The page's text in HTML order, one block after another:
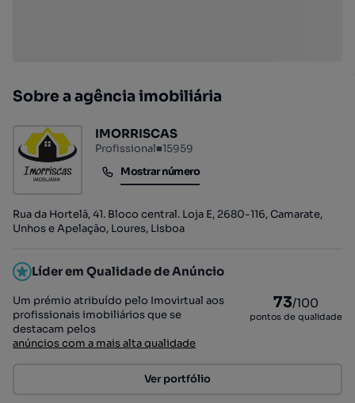
Sobre a agência imobiliária
IMORRISCAS
Profissional■15959
Mostrar número
Mostrar número
Rua da Hortelã, 41. Bloco central. Loja E, 2680-116, Camarate,
Unhos e Apelação, Loures, Lisboa
Líder em Qualidade de Anúncio
Um prémio atribuído pelo Imovirtual aos
profissionais imobiliários que se
destacam pelos
anúncios com a mais alta qualidade
73/100
pontos de qualidade
Ver portfólio